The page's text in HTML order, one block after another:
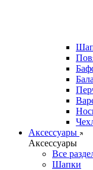
Аксессуары
Аксессуары
Все
Шапки